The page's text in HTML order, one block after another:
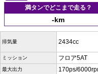
満タンでどこまで走る？
-km
排気量 2434cc
ミッション フロア5AT
最大出力 170ps/